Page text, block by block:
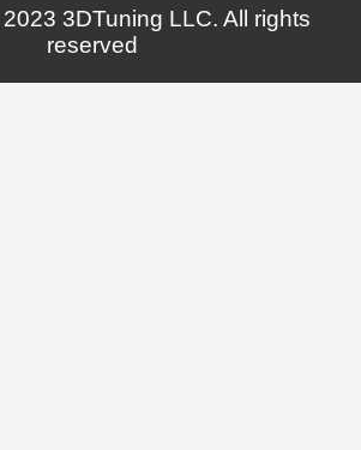
3DTuning LLC. All rights
reserved